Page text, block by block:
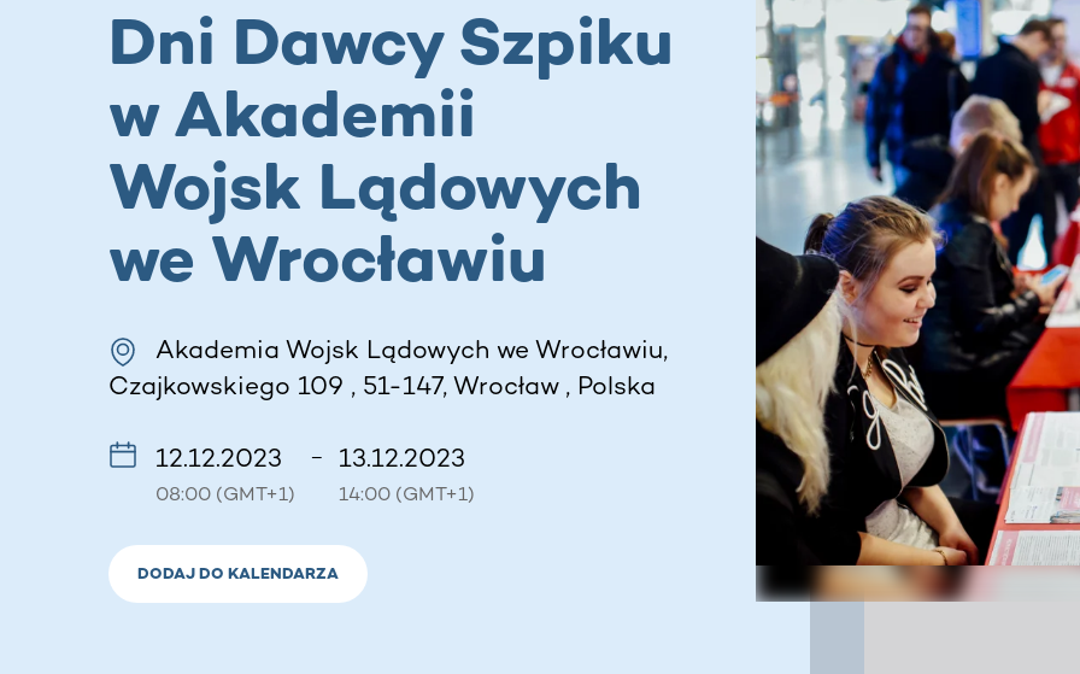
Dni Dawcy Szpiku
w Akademii
Wojsk Lądowych
we Wrocławiu
Akademia Wojsk Lądowych we Wrocławiu,
Czajkowskiego 109 , 51-147, Wrocław , Polska
12.12.2023
08:00 (GMT+1)
– 13.12.2023
14:00 (GMT+1)
DODAJ DO KALENDARZA